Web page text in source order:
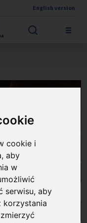
cookie i
aby
w
serwisu,aby
korzystania
English version